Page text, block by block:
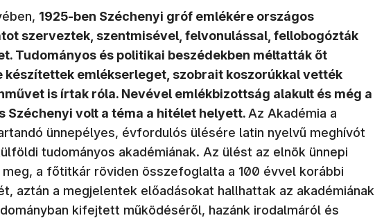
1925-ben Széchenyi gróf emlékére országos
szerveztek, szentmisével, felvonulással, fellobogózták
Tudományos és politikai beszédekben méltatták őt
készítettek emlékserleget, szobrait koszorúkkal vették
is írtak róla. Nevével emlékbizottság alakult és még a
Széchenyi volt a téma a hitélet helyett. Az Akadémia a
ünnepélyes, évfordulós ülésére latin nyelvű meghívót
tudományos akadémiának. Az ülést az elnök ünnepi
a főtitkár röviden összefoglalta a 100 évvel korábbi
aztán a megjelentek előadásokat hallhattak az akadémiának
kifejtett működéséről, hazánk irodalmáról és